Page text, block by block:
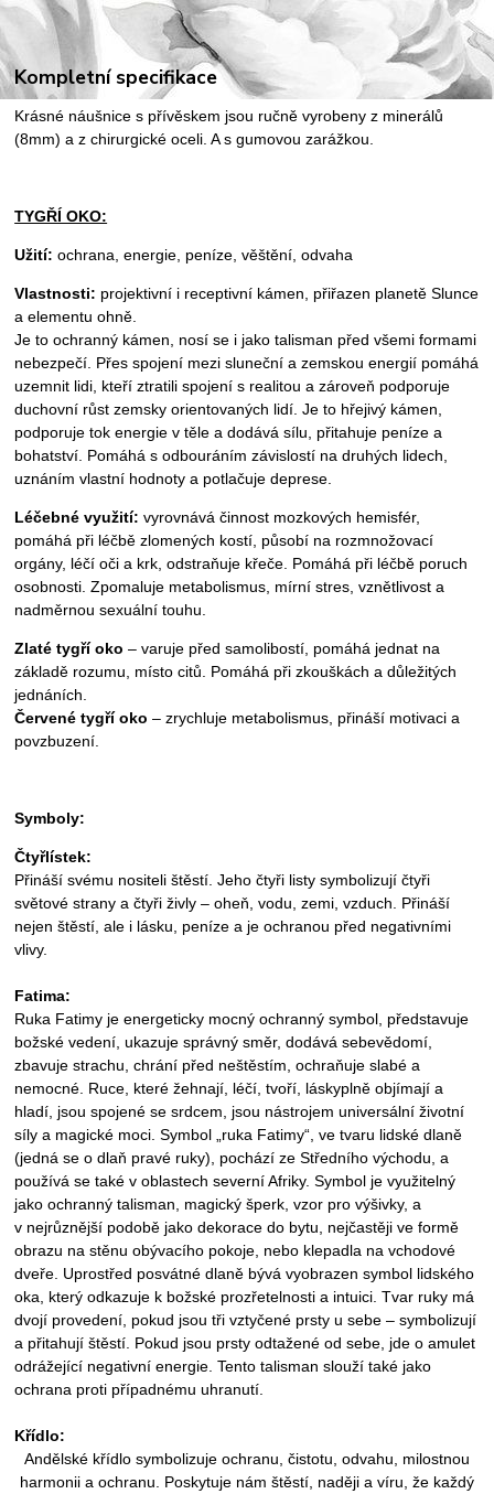
Kompletní specifikace
Krásné náušnice s přívěskem jsou ručně vyrobeny z minerálů
(8mm) a z chirurgické oceli. A s gumovou zarážkou.
TYGŘÍ OKO:
Užití: ochrana, energie, peníze, věštění, odvaha
Vlastnosti: projektivní i receptivní kámen, přiřazen planetě Slunce
a elementu ohně.
Je to ochranný kámen, nosí se i jako talisman před všemi formami
nebezpečí. Přes spojení mezi sluneční a zemskou energií pomáhá
uzemnit lidi, kteří ztratili spojení s realitou a zároveň podporuje
duchovní růst zemsky orientovaných lidí. Je to hřejivý kámen,
podporuje tok energie v těle a dodává sílu, přitahuje peníze a
bohatství. Pomáhá s odbouráním závislostí na druhých lidech,
uznáním vlastní hodnoty a potlačuje deprese.
Léčebné využití: vyrovnává činnost mozkových hemisfér,
pomáhá při léčbě zlomených kostí, působí na rozmnožovací
orgány, léčí oči a krk, odstraňuje křeče. Pomáhá při léčbě poruch
osobnosti. Zpomaluje metabolismus, mírní stres, vznětlivost a
nadměrnou sexuální touhu.
Zlaté tygří oko – varuje před samolibostí, pomáhá jednat na
základě rozumu, místo citů. Pomáhá při zkouškách a důležitých
jednáních.
Červené tygří oko – zrychluje metabolismus, přináší motivaci a
povzbuzení.
Symboly:
Čtyřlístek:
Přináší svému nositeli štěstí. Jeho čtyři listy symbolizují čtyři
světové strany a čtyři živly – oheň, vodu, zemi, vzduch. Přináší
nejen štěstí, ale i lásku, peníze a je ochranou před negativními
vlivy.
Fatima:
Ruka Fatimy je energeticky mocný ochranný symbol, představuje
božské vedení, ukazuje správný směr, dodává sebevědomí,
zbavuje strachu, chrání před neštěstím, ochraňuje slabé a
nemocné. Ruce, které žehnají, léčí, tvoří, láskyplně objímají a
hladí, jsou spojené se srdcem, jsou nástrojem universální životní
síly a magické moci. Symbol „ruka Fatimy“, ve tvaru lidské dlaně
(jedná se o dlaň pravé ruky), pochází ze Středního východu, a
používá se také v oblastech severní Afriky. Symbol je využitelný
jako ochranný talisman, magický šperk, vzor pro výšivky, a
v nejrůznější podobě jako dekorace do bytu, nejčastěji ve formě
obrazu na stěnu obývacího pokoje, nebo klepadla na vchodové
dveře. Uprostřed posvátné dlaně bývá vyobrazen symbol lidského
oka, který odkazuje k božské prozřetelnosti a intuici. Tvar ruky má
dvojí provedení, pokud jsou tři vztyčené prsty u sebe – symbolizují
a přitahují štěstí. Pokud jsou prsty odtažené od sebe, jde o amulet
odrážející negativní energie. Tento talisman slouží také jako
ochrana proti případnému uhranutí.
Křídlo:
Andělské křídlo symbolizuje ochranu, čistotu, odvahu, milostnou
harmonii a ochranu. Poskytuje nám štěstí, naději a víru, že každý